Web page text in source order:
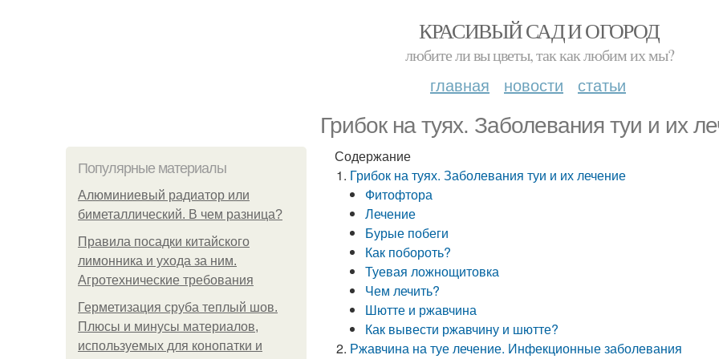
КРАСИВЫЙ САД И ОГОРОД
любите ли вы цветы, так как любим их мы?
главная новости статьи
Грибок на туях. Заболевания туи и их
Популярные материалы
Алюминиевый радиатор или
биметаллический. В чем разница?
Правила посадки китайского
лимонника и ухода за ним.
Агротехнические требования
Герметизация сруба теплый шов.
Плюсы и минусы материалов,
используемых для конопатки и
Содержание
Грибок на туях. Заболевания туи и их лечение
Фитофтора
Лечение
Бурые побеги
Как побороть?
Туевая ложнощитовка
Чем лечить?
Шютте и ржавчина
Как вывести ржавчину и шютте?
Ржавчина на туе лечение. Инфекционные заболевания